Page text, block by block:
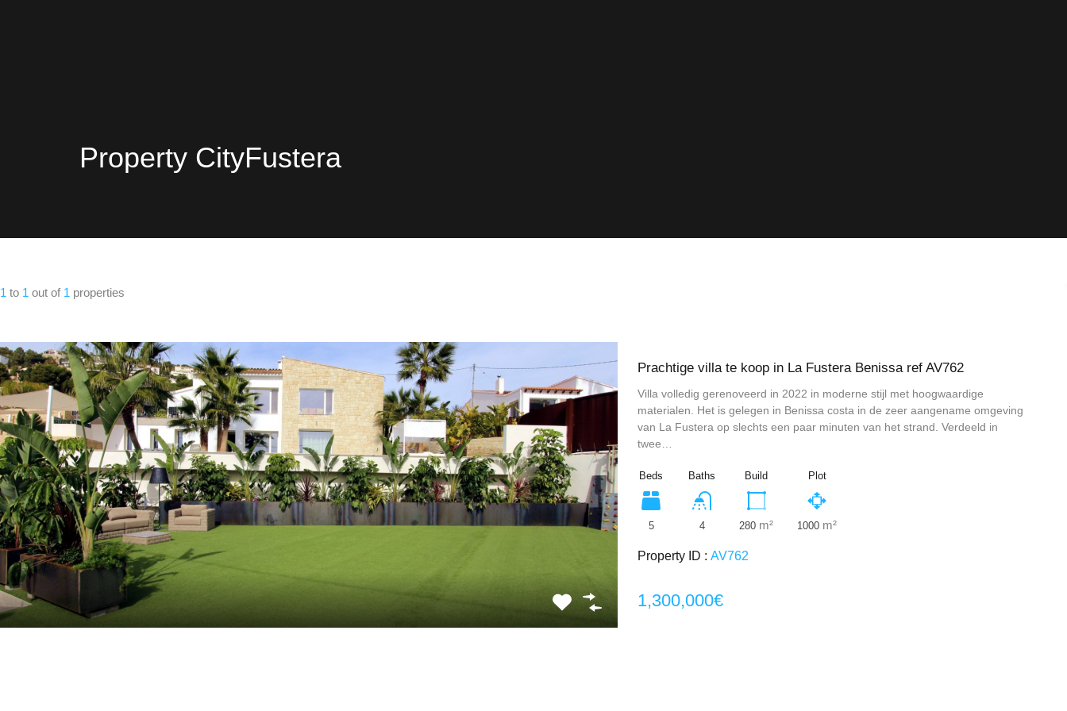
Property CityFustera
1 to 1 out of 1 properties
Prachtige villa te koop in La Fustera Benissa ref AV762
Villa volledig gerenoveerd in 2022 in moderne stijl met hoogwaardige
materialen. Het is gelegen in Benissa costa in de zeer aangename omgeving
van La Fustera op slechts een paar minuten van het strand. Verdeeld in
twee…
Beds
5
Baths
4
Build
280 m²
Plot
1000 m²
Property ID :AV762
1,300,000€